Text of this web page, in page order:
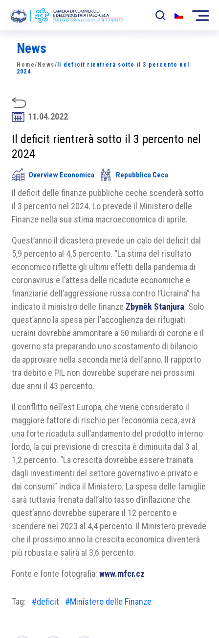
La Camera
News
Sviluppo Mercato
Soci
Partner
Progetti
Area riservata
News
Home/ News/ Il deficit rientrerà sotto il 3 percento nel
2024
11.04.2022
Il deficit rientrerà sotto il 3 percento nel
2024
Overview Economica Repubblica Ceca
Il deficit delle finanze pubbliche ceche scenderà sotto
il 3 percento nel 2024. Lo prevede il Ministero delle
Finanze nella sua stima macroeconomica di aprile.
Quest’anno il dicastero prevede un calo del deficit dal
5,9 percento al 4,5 percento. “La stima del risultato
economico riflette gli ultimi effetti della pandemia di
coronavirus e l’attesa delle ricadute economiche e
finanziarie dell’aggressione russa contro l’Ucraina” ha
indicato il ministro delle finanze Zbyněk Stanjura. Solo
quest’anno la spesa per l’accoglienza dei rifugiati
ucraini dovrebbe ammontare a 50 miliardi di corone e il
governo sta preparando uno scostamento di bilancio
da approvare nella seconda metà dell’anno. Il rapporto
tra debito e PIL non dovrebbe superare nei prossimi
due anni il 43 percento.
Il conflitto nell’est Europa, che viene considerato il
maggiore fattore di rischio per l’economia ceca, avrà
una forte ricaduta sull’andamento del prodotto interno
lordo, la cui previsione di crescita è diminuita dal 3 al
1,2 percento. “La crescita dovrebbe essere trainata
dagli investimenti del settore governativo e privato e
dai consumi” indica il Ministero. La spesa delle famiglie
sarà tuttavia frenata dall’alto tasso d’inflazione che
quest’anno dovrebbe superare il 12 percento e
scendere nel 2023 al 4,4 percento. Il Ministero prevede
che il prossimo anno la crescita economica diventerà
più robusta e salirà al 3,6 percento.
Fonte e fonte fotografia: www.mfcr.cz
Tag: #deficit #Ministero delle Finanze